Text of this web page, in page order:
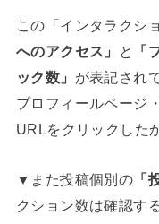
この「インタラクシ
へのアクセス」
と
「
ック数」 が表記され
プロフィールページ
URLをクリックした
▼また投稿個別の 「
クション数は確認す